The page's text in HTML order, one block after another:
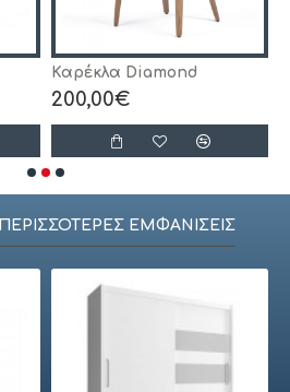
Καρέκλα Diamond
200,00€
ΠΕΡΙΣΣΌΤΕΡΕΣ ΕΜΦΑΝΊΣΕΙΣ